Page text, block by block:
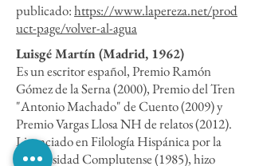
publicado:https://www.lapereza.net/prod
uct-page/volver-al-agua
Luisgé Martín (Madrid, 1962)
Es un escritor español, Premio Ramón
Gómez de la Serna (2000), Premio del Tren
"Antonio Machado" de Cuento (2009) y
Premio Vargas Llosa NH de relatos (2012).
Licenciado en Filología Hispánica por la
Universidad Complutense (1985), hizo